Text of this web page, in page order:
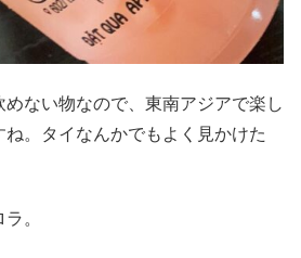
ない物なので、東南アジアで楽し
。タイなんかでもよく見かけた
。